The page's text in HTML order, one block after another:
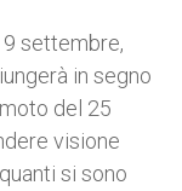
settembre,
in segno
del 25
visione
si sono